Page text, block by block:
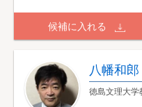
候補に入れる
八幡和郎
徳島文理大学